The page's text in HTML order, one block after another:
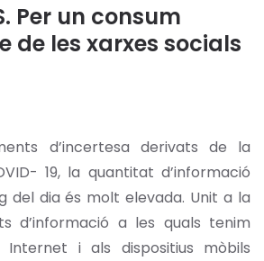
Per un consum
de les xarxes socials
d’incertesa derivats de la
19, la quantitat d’informació
del dia és molt elevada. Unit a la
d’informació a les quals tenim
i als dispositius mòbils